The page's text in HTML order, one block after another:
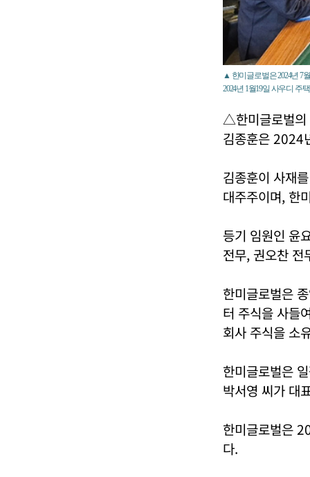
▲ 한미글로벌은 2024년 7
2024년 1월19일 사우디 주
△한미글로벌의
김종훈은 2024
김종훈이 사재
대주주이며, 한
등기 임원인 윤
전무, 권오찬
한미글로벌은
터 주식을 사들
회사 주식을 소
한미글로벌은
박서영 씨가 대
한미글로벌은
다.